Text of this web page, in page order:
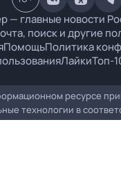
— главные новости
поиск и другие
ПомощьПолитика
ЛайкиТоп-
ресурсе
технологии в